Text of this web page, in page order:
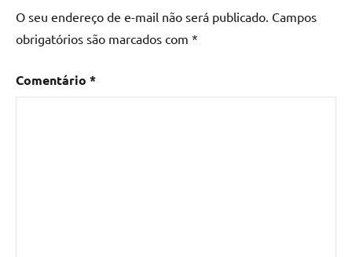
madeira,
Mesa
madeira
com
O seu endereço de e-mail não será publicado. Campos
obrigatórios são marcados com *
Comentário *